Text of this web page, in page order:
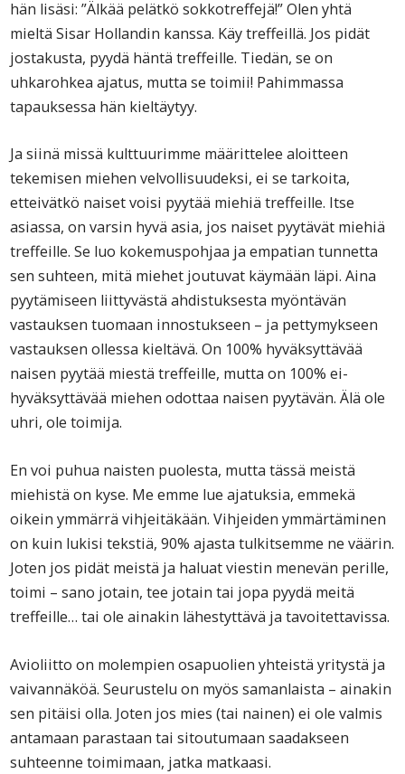
hän lisäsi: ”Älkää pelätkö sokkotreffejä!” Olen yhtä
mieltä Sisar Hollandin kanssa. Käy treffeillä. Jos pidät
jostakusta, pyydä häntä treffeille. Tiedän, se on
uhkarohkea ajatus, mutta se toimii! Pahimmassa
tapauksessa hän kieltäytyy.
Ja siinä missä kulttuurimme määrittelee aloitteen
tekemisen miehen velvollisuudeksi, ei se tarkoita,
etteivätkö naiset voisi pyytää miehiä treffeille. Itse
asiassa, on varsin hyvä asia, jos naiset pyytävät miehiä
treffeille. Se luo kokemuspohjaa ja empatian tunnetta
sen suhteen, mitä miehet joutuvat käymään läpi. Aina
pyytämiseen liittyvästä ahdistuksesta myöntävän
vastauksen tuomaan innostukseen – ja pettymykseen
vastauksen ollessa kieltävä. On 100% hyväksyttävää
naisen pyytää miestä treffeille, mutta on 100% ei-
hyväksyttävää miehen odottaa naisen pyytävän. Älä ole
uhri, ole toimija.
En voi puhua naisten puolesta, mutta tässä meistä
miehistä on kyse. Me emme lue ajatuksia, emmekä
oikein ymmärrä vihjeitäkään. Vihjeiden ymmärtäminen
on kuin lukisi tekstiä, 90% ajasta tulkitsemme ne väärin.
Joten jos pidät meistä ja haluat viestin menevän perille,
toimi – sano jotain, tee jotain tai jopa pyydä meitä
treffeille… tai ole ainakin lähestyttävä ja tavoitettavissa.
Avioliitto on molempien osapuolien yhteistä yritystä ja
vaivannäköä. Seurustelu on myös samanlaista – ainakin
sen pitäisi olla. Joten jos mies (tai nainen) ei ole valmis
antamaan parastaan tai sitoutumaan saadakseen
suhteenne toimimaan, jatka matkaasi.